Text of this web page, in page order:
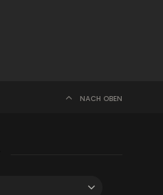
NACH OBEN